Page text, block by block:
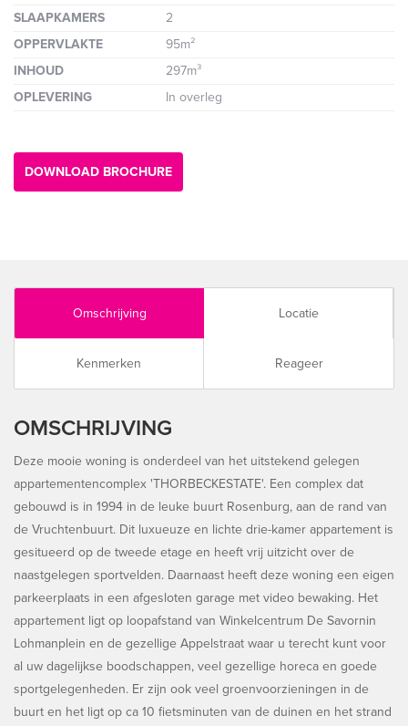
SLAAPKAMERS
2
OPPERVLAKTE
95m²
INHOUD
297m³
OPLEVERING
In overleg
DOWNLOAD BROCHURE
Omschrijving Locatie
Kenmerken Reageer
OMSCHRIJVING
Deze mooie woning is onderdeel van het uitstekend gelegen
appartementencomplex 'THORBECKESTATE'. Een complex dat
gebouwd is in 1994 in de leuke buurt Rosenburg, aan de rand van
de Vruchtenbuurt. Dit luxueuze en lichte drie-kamer appartement is
gesitueerd op de tweede etage en heeft vrij uitzicht over de
naastgelegen sportvelden. Daarnaast heeft deze woning een eigen
parkeerplaats in een afgesloten garage met video bewaking. Het
appartement ligt op loopafstand van Winkelcentrum De Savornin
Lohmanplein en de gezellige Appelstraat waar u terecht kunt voor
al uw dagelijkse boodschappen, veel gezellige horeca en goede
sportgelegenheden. Er zijn ook veel groenvoorzieningen in de
buurt en het ligt op ca 10 fietsminuten van de duinen en het strand